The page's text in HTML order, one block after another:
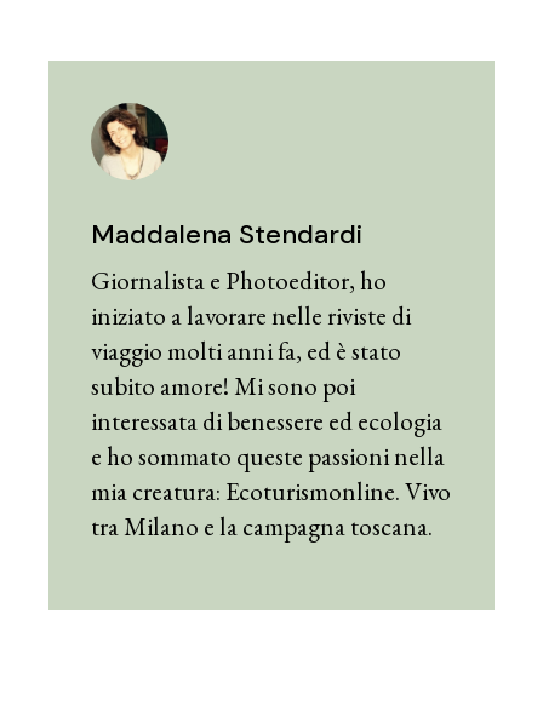
Maddalena Stendardi
Giornalista e Photoeditor, ho
iniziato a lavorare nelle riviste di
viaggio molti anni fa, ed è stato
subito amore! Mi sono poi
interessata di benessere ed ecologia
e ho sommato queste passioni nella
mia creatura: Ecoturismonline. Vivo
tra Milano e la campagna toscana.